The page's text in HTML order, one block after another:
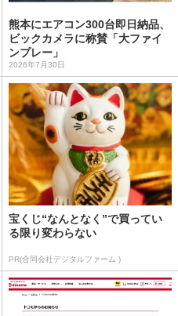
熊本にエアコン300台即日納品、
ビックカメラに称賛「大ファイ
ンプレー」
2026年7月30日
宝くじ“なんとなく”で買ってい
る限り変わらない
PR(合同会社デジタルファーム )